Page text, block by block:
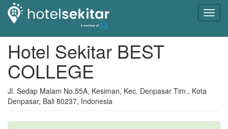
Hotel Sekitar BEST
COLLEGE
Jl. Sedap Malam No.55A, Kesiman, Kec. Denpasar Tim., Kota
Denpasar, Bali 80237, Indonesia